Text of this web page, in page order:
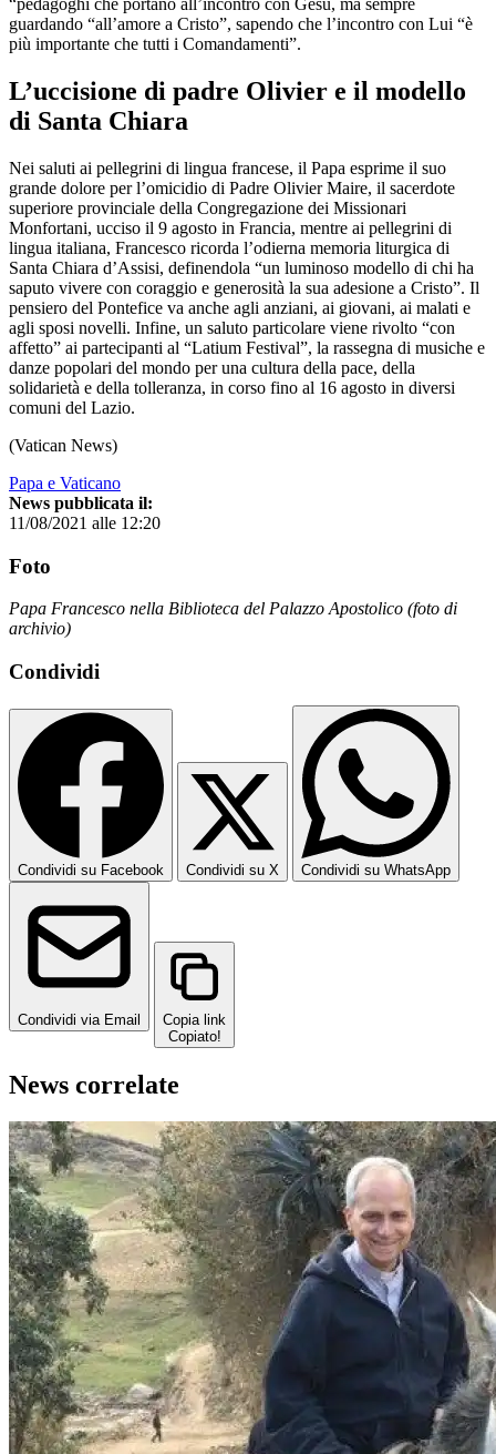
“pedagoghi che portano all’incontro con Gesù, ma sempre
guardando “all’amore a Cristo”, sapendo che l’incontro con Lui “è
più importante che tutti i Comandamenti”.
L’uccisione di padre Olivier e il modello
di Santa Chiara
Nei saluti ai pellegrini di lingua francese, il Papa esprime il suo
grande dolore per l’omicidio di Padre Olivier Maire, il sacerdote
superiore provinciale della Congregazione dei Missionari
Monfortani, ucciso il 9 agosto in Francia, mentre ai pellegrini di
lingua italiana, Francesco ricorda l’odierna memoria liturgica di
Santa Chiara d’Assisi, definendola “un luminoso modello di chi ha
saputo vivere con coraggio e generosità la sua adesione a Cristo”. Il
pensiero del Pontefice va anche agli anziani, ai giovani, ai malati e
agli sposi novelli. Infine, un saluto particolare viene rivolto “con
affetto” ai partecipanti al “Latium Festival”, la rassegna di musiche e
danze popolari del mondo per una cultura della pace, della
solidarietà e della tolleranza, in corso fino al 16 agosto in diversi
comuni del Lazio.
(Vatican News)
Papa e Vaticano
News pubblicata il:
11/08/2021 alle 12:20
Foto
Papa Francesco nella Biblioteca del Palazzo Apostolico (foto di
archivio)
Condividi
Condividi su Facebook Condividi su X Condividi su WhatsApp
Condividi via Email
Copia link
Copiato!
News correlate